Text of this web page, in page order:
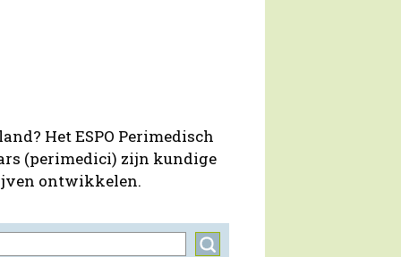
Het ESPO Perimedisch
(perimedici) zijn kundige
ontwikkelen.